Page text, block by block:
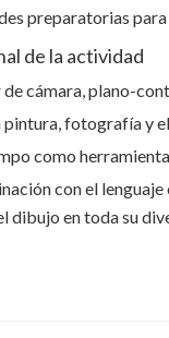
preparatorias para
de la actividad
cámara, plano-
fotografía y
como herramienta
con el
dibujo en toda su